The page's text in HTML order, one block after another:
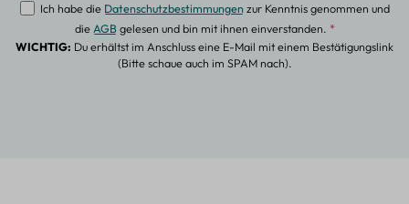
Ich habe die Datenschutzbestimmungenzur Kenntnis genommen und
dieAGBgelesen und bin mit ihnen einverstanden. *
WICHTIG: Du erhältst im Anschluss eine E-Mail mit einem Bestätigungslink
(Bitte schaue auch im SPAM nach).